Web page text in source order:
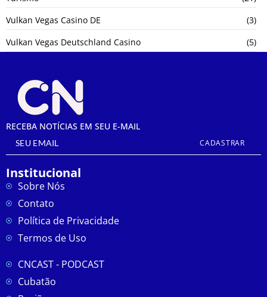
Vulkan Vegas Casino DE
(3)
Vulkan Vegas Deutschland Casino
(5)
RECEBA NOTÍCIAS EM SEU E-MAIL
CADASTRAR
Institucional
Sobre Nós
Contato
Política de Privacidade
Termos de Uso
CNCAST - PODCAST
Cubatão